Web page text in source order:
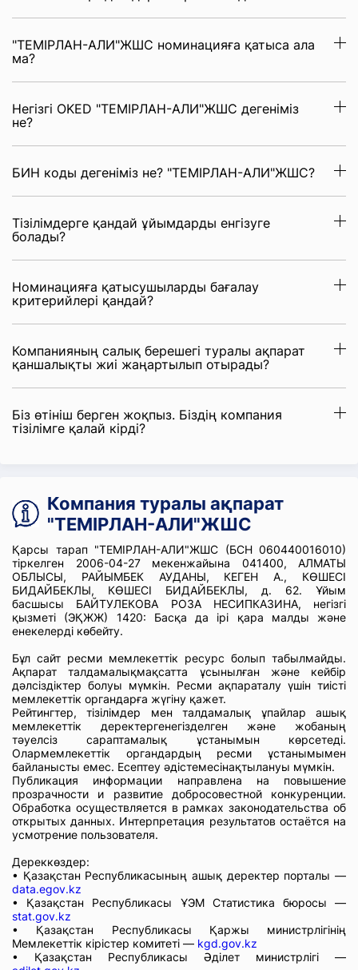
"ТЕМІРЛАН-АЛИ"ЖШС номинацияға қатыса ала
ма?
Негізгі OKED "ТЕМІРЛАН-АЛИ"ЖШС дегеніміз
не?
БИН коды дегеніміз не? "ТЕМІРЛАН-АЛИ"ЖШС?
Тізілімдерге қандай ұйымдарды енгізуге
болады?
Номинацияға қатысушыларды бағалау
критерийлері қандай?
Компанияның салық берешегі туралы ақпарат
қаншалықты жиі жаңартылып отырады?
Біз өтініш берген жоқпыз. Біздің компания
тізілімге қалай кірді?
Компания туралы ақпарат
"ТЕМІРЛАН-АЛИ"ЖШС
Қарсы тарап "ТЕМІРЛАН-АЛИ"ЖШС (БСН 060440016010)
тіркелген 2006-04-27 мекенжайына 041400, АЛМАТЫ
ОБЛЫСЫ, РАЙЫМБЕК АУДАНЫ, КЕГЕН А., КӨШЕСІ
БИДАЙБЕКЛЫ, КӨШЕСІ БИДАЙБЕКЛЫ, д. 62. Ұйым
басшысы БАЙТУЛЕКОВА РОЗА НЕСИПКАЗИНА, негізгі
қызметі (ЭҚЖЖ) 1420: Басқа да ірі қара малды және
енекелерді көбейту.
Бұл сайт ресми мемлекеттік ресурс болып табылмайды.
Ақпарат талдамалықмақсатта ұсынылған және кейбір
дәлсіздіктер болуы мүмкін. Ресми ақпараталу үшін тиісті
мемлекеттік органдарға жүгіну қажет.
Рейтингтер, тізілімдер мен талдамалық ұпайлар ашық
мемлекеттік деректергенегізделген және жобаның
тәуелсіз сараптамалық ұстанымын көрсетеді.
Олармемлекеттік органдардың ресми ұстанымымен
байланысты емес. Есептеу әдістемесінақтылануы мүмкін.
Публикация информации направлена на повышение
прозрачности и развитие добросовестной конкуренции.
Обработка осуществляется в рамках законодательства об
открытых данных. Интерпретация результатов остаётся на
усмотрение пользователя.
Дереккөздер:
• Қазақстан Республикасының ашық деректер порталы —
data.egov.kz
• Қазақстан Республикасы ҰЭМ Статистика бюросы —
stat.gov.kz
• Қазақстан Республикасы Қаржы министрлігінің
Мемлекеттік кірістер комитеті — kgd.gov.kz
• Қазақстан Республикасы Әділет министрлігі —